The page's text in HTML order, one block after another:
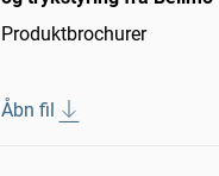
Produktbrochurer
Åbn fil